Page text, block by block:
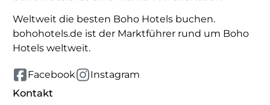
Weltweit die besten Boho Hotels buchen.
bohohotels.de ist der Marktführer rund um Boho
Hotels weltweit.
Facebook Instagram
Kontakt